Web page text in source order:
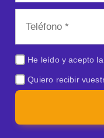
He leído y acepto la
Quiero recibir